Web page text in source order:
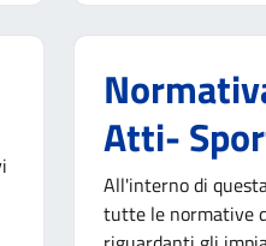
Atti-
All'interno di
tutte le normative